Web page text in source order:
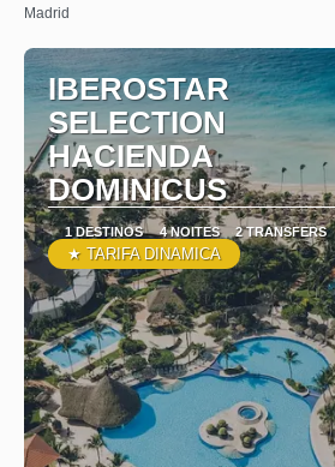
Madrid
IBEROSTAR
SELECTION
HACIENDA
DOMINICUS
1 DESTINOS 4 NOITES 2 TRANSFERS
★ TARIFA DINAMICA